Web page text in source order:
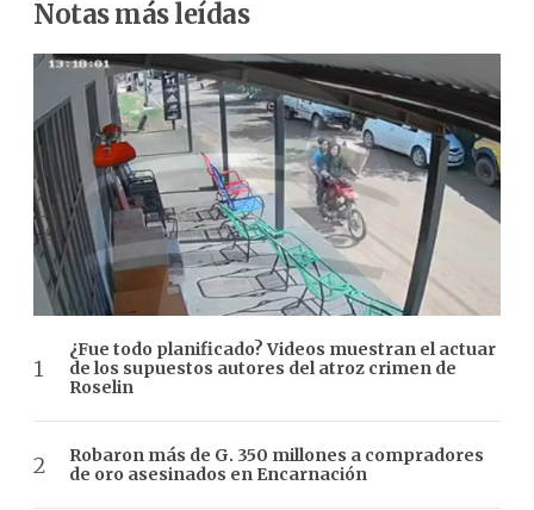
Notas más leídas
¿Fue todo planificado? Videos muestran el actuar
de los supuestos autores del atroz crimen de
Roselin
Robaron más de G. 350 millones a compradores
de oro asesinados en Encarnación